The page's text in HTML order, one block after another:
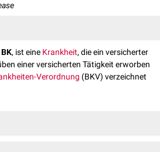
BK, ist eine Krankheit, die ein versicherter
einer versicherten Tätigkeit erworben
Verordnung (BKV) verzeichnet